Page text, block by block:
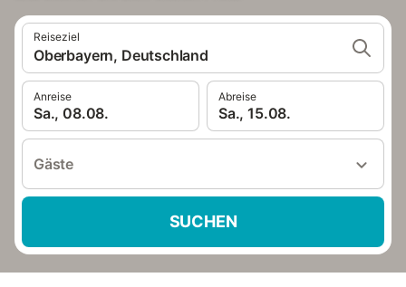
Reiseziel
Oberbayern, Deutschland
Anreise
Sa., 08.08.
Abreise
Sa., 15.08.
Gäste
SUCHEN